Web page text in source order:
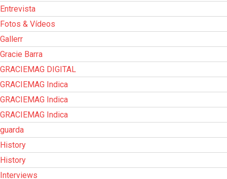
Entrevista
Fotos & Vídeos
Gallerr
Gracie Barra
GRACIEMAG DIGITAL
GRACIEMAG Indica
GRACIEMAG Indica
GRACIEMAG Indica
guarda
History
History
Interviews